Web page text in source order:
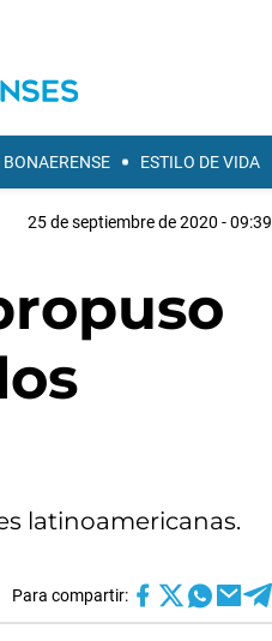
ESTILO DE VIDA
25 de septiembre de 2020 - 09:39
latinoamericanas.
Para compartir: